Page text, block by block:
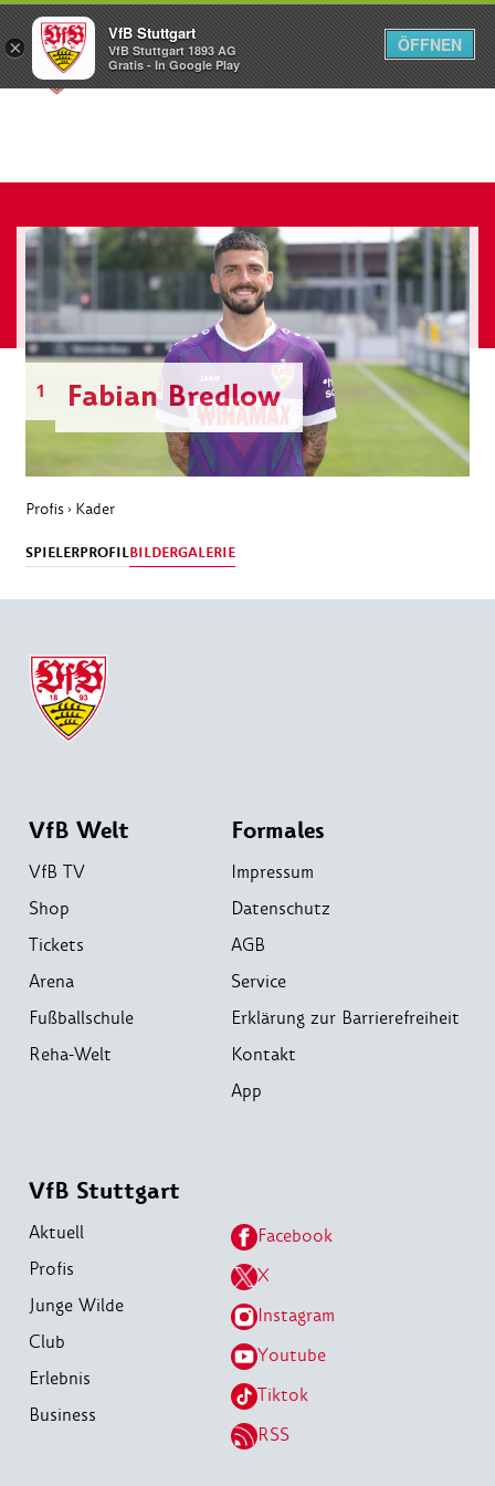
Menü
1 Fabian Bredlow
Profis › Kader
SPIELERPROFILBILDERGALERIE
VfB Welt
VfB TV
Shop
Tickets
Arena
Fußballschule
Reha-Welt
Formales
Impressum
Datenschutz
AGB
Service
Erklärung zur Barrierefreiheit
Kontakt
App
VfB Stuttgart
Aktuell
Profis
Junge Wilde
Club
Erlebnis
Business
Facebook
X
Instagram
Youtube
Tiktok
RSS
×
VfB Stuttgart
VfB Stuttgart 1893 AG
Gratis - In Google Play
ÖFFNEN